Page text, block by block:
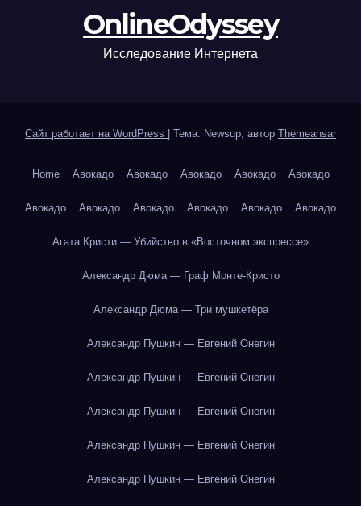
OnlineOdyssey
Исследование Интернета
Сайт работает на WordPress Тема: Newsup, автор Themeansar
Home Авокадо Авокадо Авокадо Авокадо Авокадо
Авокадо Авокадо Авокадо Авокадо Авокадо Авокадо
Агата Кристи — Убийство в «Восточном экспрессе»
Александр Дюма — Граф Монте-Кристо
Александр Дюма — Три мушкетёра
Александр Пушкин — Евгений Онегин
Александр Пушкин — Евгений Онегин
Александр Пушкин — Евгений Онегин
Александр Пушкин — Евгений Онегин
Александр Пушкин — Евгений Онегин